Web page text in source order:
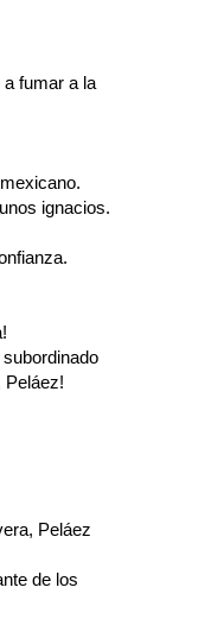
a fumar a la
ignacios.
subordinado
Peláez!
Peláez
de los